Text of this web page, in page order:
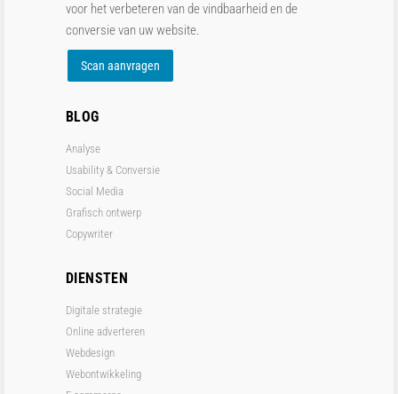
voor het verbeteren van de vindbaarheid en de
conversie van uw website.
Scan aanvragen
BLOG
Analyse
Usability & Conversie
Social Media
Grafisch ontwerp
Copywriter
DIENSTEN
Digitale strategie
Online adverteren
Webdesign
Webontwikkeling